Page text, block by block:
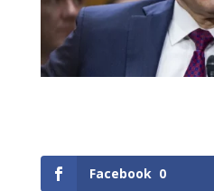
Facebook 0